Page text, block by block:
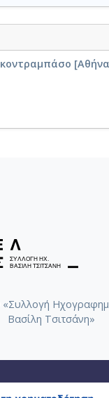
Βασίλη Τσιτσάνη»